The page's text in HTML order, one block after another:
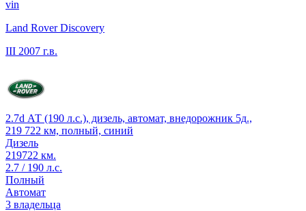
vin
Land Rover Discovery
III 2007 г.в.
2.7d АТ (190 л.с.), дизель, автомат, внедорожник 5д.,
219 722 км, полный, синий
Дизель
219722 км.
2.7 / 190 л.с.
Полный
Автомат
3 владельца